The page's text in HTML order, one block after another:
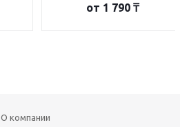
от 1 790 ₸
О компании